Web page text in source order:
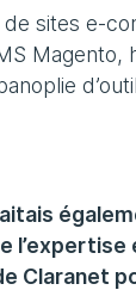
sites e-
Magento,
l’expertise
Claranet